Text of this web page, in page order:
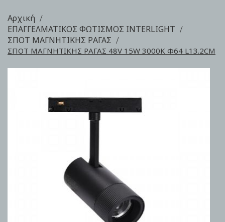
Αρχική
ΕΠΑΓΓΕΛΜΑΤΙΚΟΣ ΦΩΤΙΣΜΟΣ INTERLIGHT
ΣΠΟΤ ΜΑΓΝΗΤΙΚΗΣ ΡΑΓΑΣ
ΣΠΟΤ ΜΑΓΝΗΤΙΚΗΣ ΡΑΓΑΣ 48V 15W 3000K Φ64 L13.2CM
Skip